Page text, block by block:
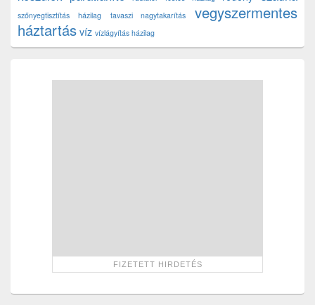
szőnyegtisztítás házilag tavaszi nagytakarítás
vegyszermentes
háztartás víz vízlágyítás házilag